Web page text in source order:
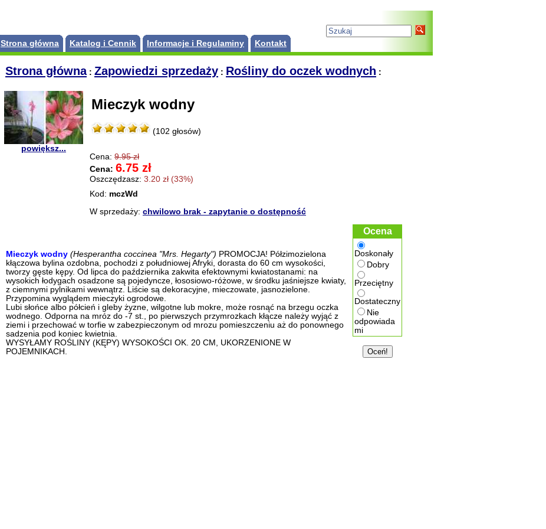
Strona główna Katalog i Cennik Informacje i Regulaminy Kontakt
Strona główna: Zapowiedzi sprzedaży : Rośliny do oczek wodnych :
powiększ...
Mieczyk wodny
(102 głosów)
Cena: 9.95 zł
Cena: 6.75 zł
Oszczędzasz: 3.20 zł (33%)
Kod: mczWd
W sprzedaży: chwilowo brak - zapytanie o dostępność
Mieczyk wodny (Hesperantha coccinea "Mrs. Hegarty") PROMOCJA! Półzimozielona
kłączowa bylina ozdobna, pochodzi z południowej Afryki, dorasta do 60 cm wysokości,
tworzy gęste kępy. Od lipca do października zakwita efektownymi kwiatostanami: na
wysokich łodygach osadzone są pojedyncze, łososiowo-różowe, w środku jaśniejsze kwiaty,
z ciemnymi pylnikami wewnątrz. Liście są dekoracyjne, mieczowate, jasnozielone.
Przypomina wyglądem mieczyki ogrodowe.
Lubi słońce albo półcień i gleby żyzne, wilgotne lub mokre, może rosnąć na brzegu oczka
wodnego. Odporna na mróz do -7 st., po pierwszych przymrozkach kłącze należy wyjąć z
ziemi i przechować w torfie w zabezpieczonym od mrozu pomieszczeniu aż do ponownego
sadzenia pod koniec kwietnia.
WYSYŁAMY ROŚLINY (KĘPY) WYSOKOŚCI OK. 20 CM, UKORZENIONE W
POJEMNIKACH.
Ocena
Doskonały
Dobry
Przeciętny
Dostateczny
Nie
odpowiada
mi